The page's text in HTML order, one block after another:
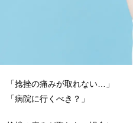
「捻挫の痛みが取れない…」
「病院に行くべき？」